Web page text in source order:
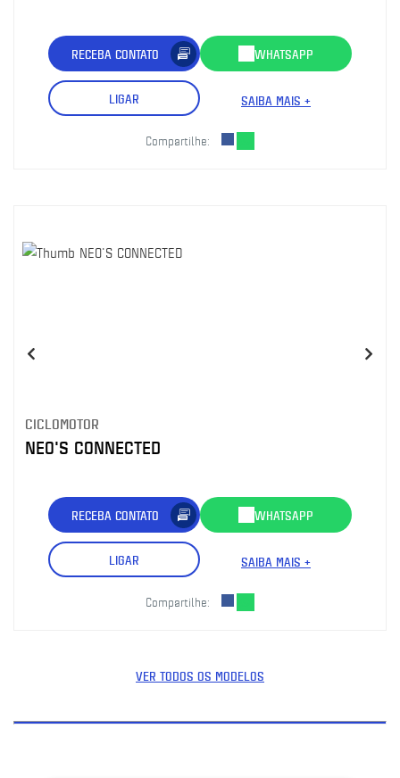
RECEBA CONTATO WHATSAPP
LIGAR SAIBA MAIS +
Compartilhe:
CICLOMOTOR
NEO'S CONNECTED
RECEBA CONTATO WHATSAPP
LIGAR SAIBA MAIS +
Compartilhe:
VER TODOS OS MODELOS